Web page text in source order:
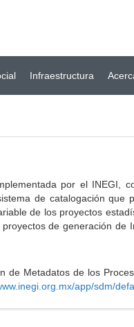
Infraestructura
por el INEGI,
de catalogación
de los proyectos
de generación
Metadatos de los
app/sdm/